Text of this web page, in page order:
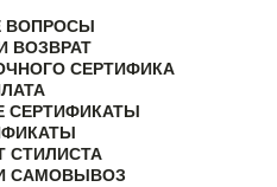
ВОПРОСЫ
ВОЗВРАТ
СЕРТИФИКА
СЕРТИФИКАТЫ
СТИЛИСТА
САМОВЫВОЗ